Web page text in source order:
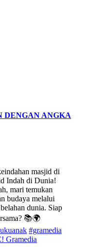
DENGAN ANGKA
masjid di
Indah di Dunia!
mari temukan
budaya melalui
dunia. Siap
📚🌍
#gramedia
Gramedia